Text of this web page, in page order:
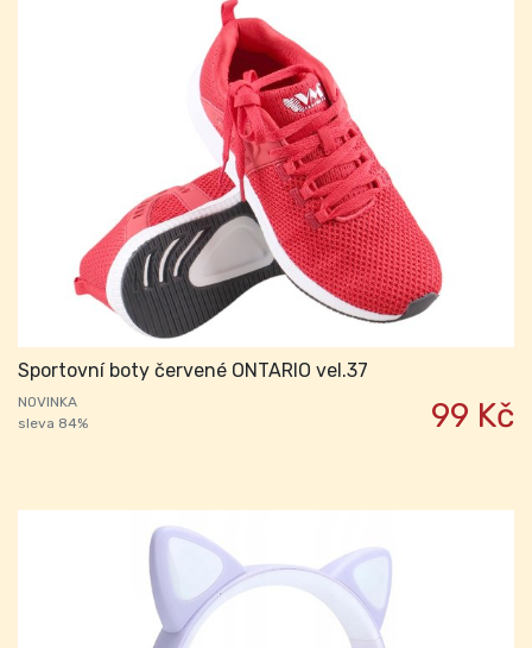
Sportovní boty červené ONTARIO vel.37
NOVINKA
sleva 84%
99 Kč